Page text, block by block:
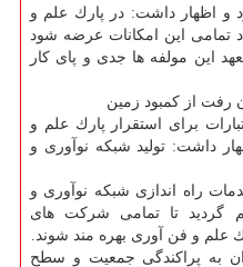
اظهار داشت: در پارك علم و
تمامی این امكانات عرضه شود
این مولفه ها جدی و پای كار
رفت از كمبود زمین
برای استقرار پارك علم و
داشت: تولید شبكه نوآوری و
راه اندازی شبكه نوآوری و
گردید تا تمامی شركت های
علم و فن آوری بهره مند شوند.
به پراكندگی جمعیت و سطح